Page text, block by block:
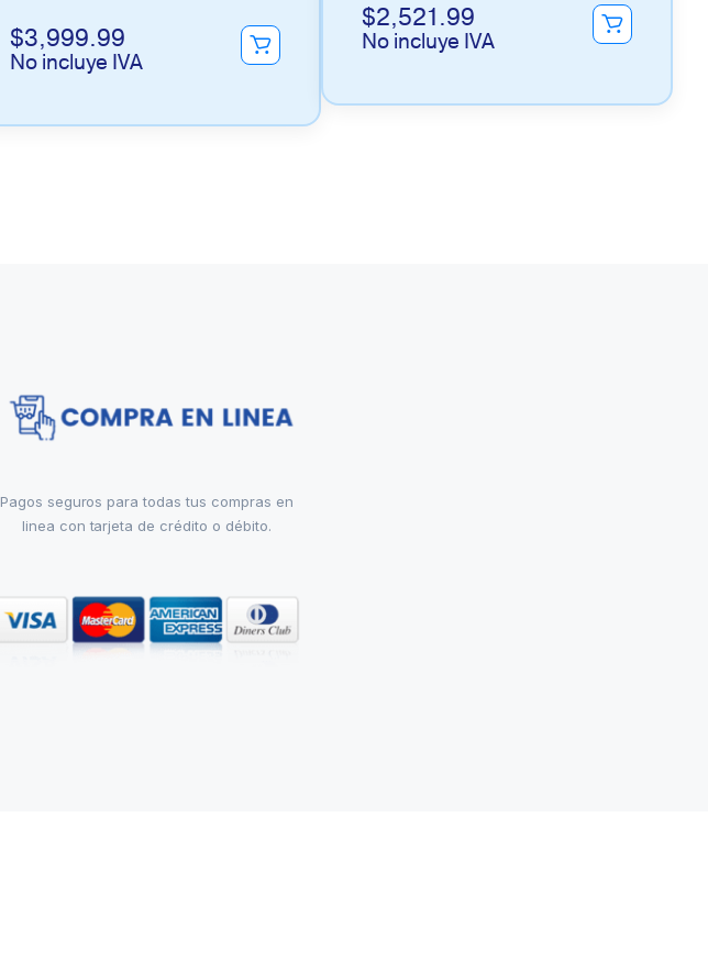
$3,999.99
No incluye IVA
$2,521.99
No incluye IVA
Pagos seguros para todas tus compras en
linea con tarjeta de crédito o débito.